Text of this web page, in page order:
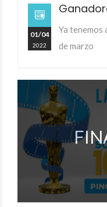
Ya tenemos
de marzo
01/04
2022